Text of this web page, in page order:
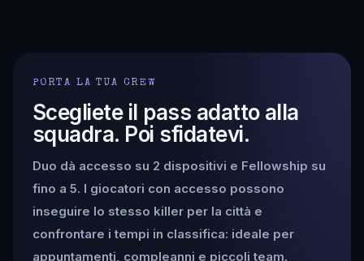
PORTA LA TUA CREW
Scegliete il pass adatto alla
squadra. Poi sfidatevi.
Duo dà accesso su 2 dispositivi e Fellowship su
fino a 5. I giocatori con accesso possono
inseguire lo stesso killer per la città e
confrontare i tempi in classifica: ideale per
appuntamenti, compleanni e piccoli team.